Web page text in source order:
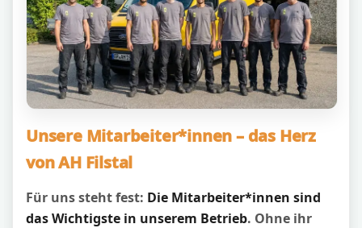
Unsere Mitarbeiter*innen – das Herz
von AH Filstal
Für uns steht fest: Die Mitarbeiter*innen sind
das Wichtigste in unserem Betrieb. Ohne ihr